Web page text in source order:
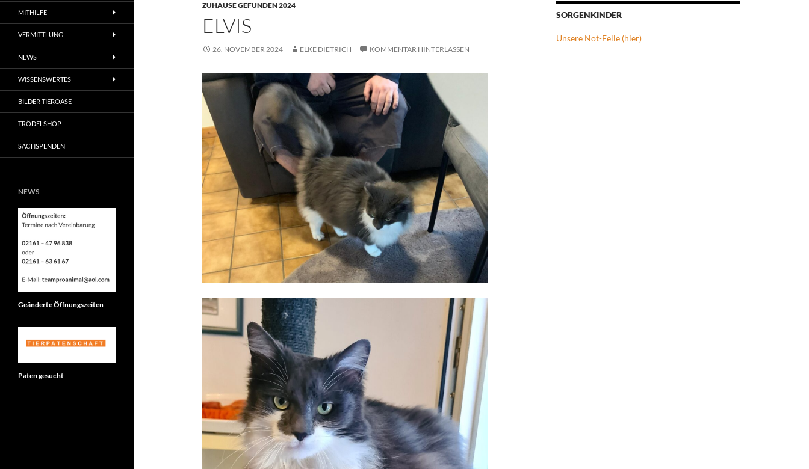
ZUHAUSE GEFUNDEN 2024
ELVIS
26. NOVEMBER 2024 ELKE DIETRICH KOMMENTAR HINTERLASSEN
SORGENKINDER
Unsere Not-Felle (hier)
MITHILFE
VERMITTLUNG
NEWS
WISSENSWERTES
BILDER TIEROASE
TRÖDELSHOP
SACHSPENDEN
NEWS
Geänderte Öffnungszeiten
Paten gesucht